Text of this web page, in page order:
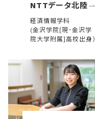
NTTデータ北陸
経済情報学科
(金沢学院[現･金沢学
院大学附属]高校出身）